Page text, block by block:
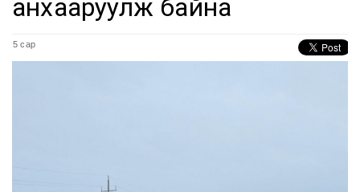
анхааруулж байна
5 сар